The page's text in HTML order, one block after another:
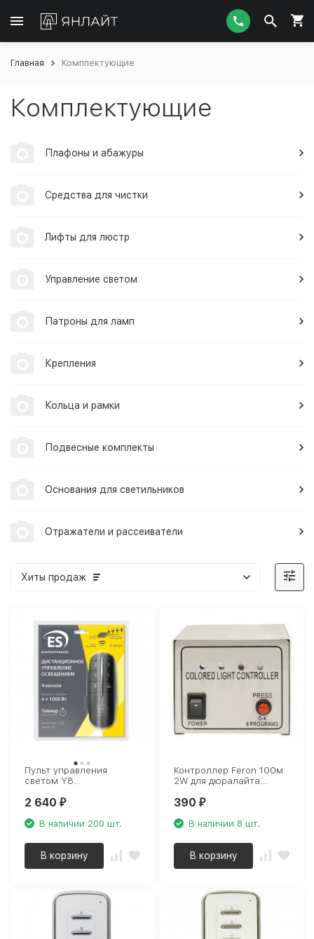
Главная Комплектующие
Комплектующие
Плафоны и абажуры
Средства для чистки
Лифты для люстр
Управление светом
Патроны для ламп
Крепления
Кольца и рамки
Подвесные комплекты
Основания для светильников
Отражатели и рассеиватели
Хиты продаж
Пульт управления
светом Y8
2 640₽
В наличии 200 шт.
В корзину
Контроллер Feron 100м
2W для дюралайта
26085
390₽
В наличии 8 шт.
В корзину